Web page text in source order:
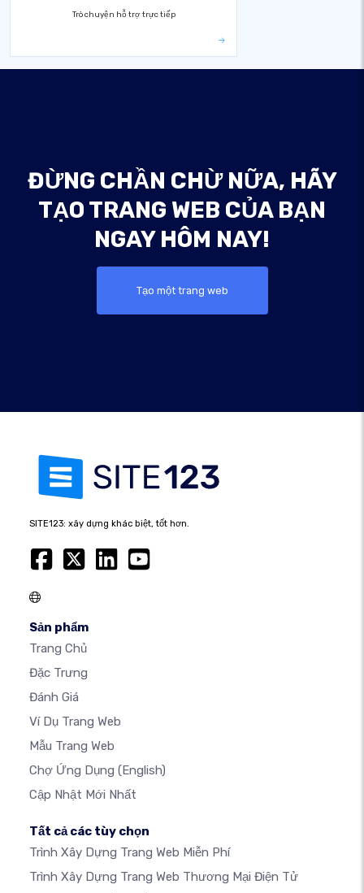
Trò chuyện hỗ trợ trực tiếp
ĐỪNG CHẦN CHỪ NỮA, HÃY
TẠO TRANG WEB CỦA BẠN
NGAY HÔM NAY!
Tạo một trang web
SITE123: xây dựng khác biệt, tốt hơn.
Sản phẩm
Trang Chủ
Đặc Trưng
Đánh Giá
Ví Dụ Trang Web
Mẫu Trang Web
Chợ Ứng Dụng (English)
Cập Nhật Mới Nhất
Tất cả các tùy chọn
Trình Xây Dựng Trang Web Miễn Phí
Trình Xây Dựng Trang Web Thương Mại Điện Tử